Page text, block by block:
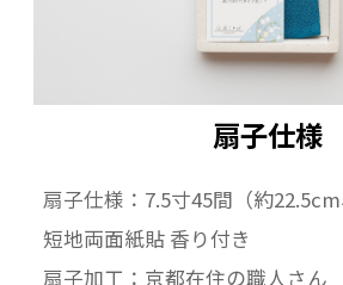
扇子仕様
扇子仕様：7.5寸45間（約
短地両面紙貼 香り付き
扇子加工：京都在住の職人さん